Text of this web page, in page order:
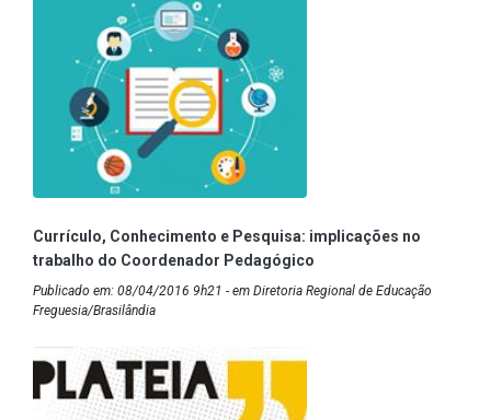
Currículo, Conhecimento e Pesquisa: implicações no
trabalho do Coordenador Pedagógico
Publicado em: 08/04/2016 9h21 - em Diretoria Regional de Educação
Freguesia/Brasilândia